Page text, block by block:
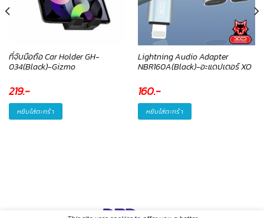
ที่จับมือถือ Car Holder GH-
034(Black)-Gizmo
219.-
หยิบใส่ตะกร้า
Lightning Audio Adapter
NBR160A(Black)-อะแดปเตอร์ XO
160.-
หยิบใส่ตะกร้า